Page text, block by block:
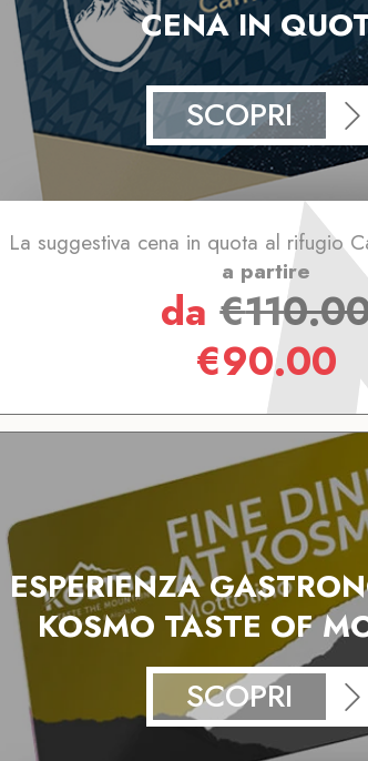
CENA IN
SCOPRI
La suggestiva cena in quota al rifugio
a partire
da€
€90.00
ESPERIENZA
KOSMO TASTE OF
SCOPRI